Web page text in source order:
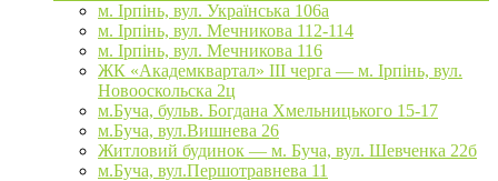
м. Ірпінь, вул. Українська 106а
м. Ірпінь, вул. Мечникова 112-114
м. Ірпінь, вул. Мечникова 116
ЖК «Академквартал» III черга — м. Ірпінь, вул.
Новооскольска 2ц
м.Буча, бульв. Богдана Хмельницького 15-17
м.Буча, вул.Вишнева 26
Житловий будинок — м. Буча, вул. Шевченка 22б
м.Буча, вул.Першотравнева 11